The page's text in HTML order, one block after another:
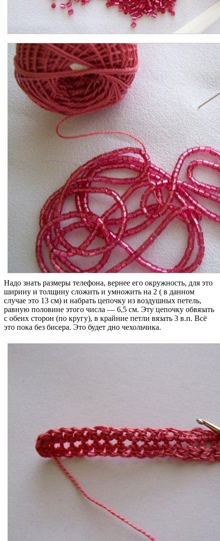
Надо знать размеры телефона, вернее его окружность, для это
ширину и толщину сложить и умножить на 2 ( в данном
случае это 13 см) и набрать цепочку из воздушных петель,
равную половине этого числа — 6,5 см. Эту цепочку обвязать
с обеих сторон (по кругу), в крайние петли вязать 3 в.п. Всё
это пока без бисера. Это будет дно чехольчика.